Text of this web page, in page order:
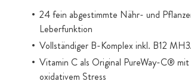
24 fein abgestimmte Nähr- und
Leberfunktion
Vollständiger B-Komplex inkl. B12
Vitamin C als Original PureWay-C®
oxidativem Stress